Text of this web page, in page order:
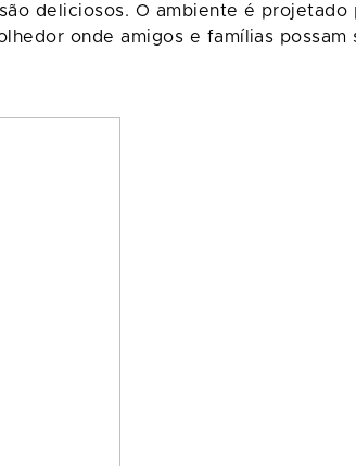
deliciosos. O ambiente é projetado
onde amigos e famílias possam